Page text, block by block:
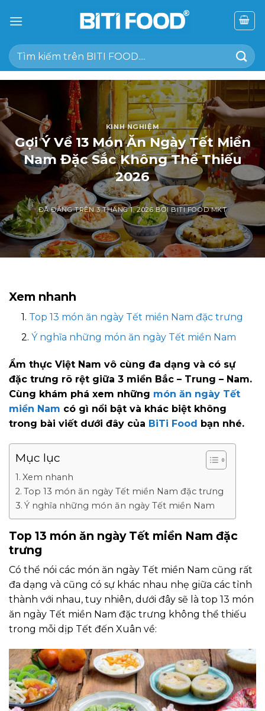
đến
dung
Tìm
kiếm:
KINH NGHIỆM
Gợi Ý Về 13 Món Ăn Ngày Tết Miền
Nam Đặc Sắc Không Thể Thiếu
2026
ĐÃ ĐĂNG TRÊN3 THÁNG 1, 2026 BỞIBITI FOOD MKT
Xem nhanh
Top 13 món ăn ngày Tết miền Nam đặc trưng
Ý nghĩa những món ăn ngày Tết miền Nam
Ẩm thực Việt Nam vô cùng đa dạng và có sự
đặc trưng rõ rệt giữa 3 miền Bắc – Trung – Nam.
Cùng khám phá xem những món ăn ngày Tết
miền Nam có gì nổi bật và khác biệt không
trong bài viết dưới đây của BiTi Food bạn nhé.
Mục lục
Xem nhanh
Top 13 món ăn ngày Tết miền Nam đặc trưng
Ý nghĩa những món ăn ngày Tết miền Nam
Top 13 món ăn ngày Tết miền Nam đặc
trưng
Có thể nói các món ăn ngày Tết miền Nam cũng rất
đa dạng và cũng có sự khác nhau nhẹ giữa các tỉnh
thành với nhau, tuy nhiên, dưới đây sẽ là top 13 món
ăn ngày Tết miền Nam đặc trưng không thể thiếu
trong mỗi dịp Tết đến Xuân về: